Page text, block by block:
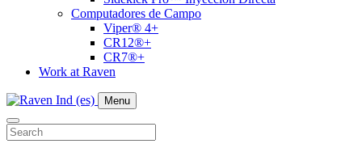
Computadores de Campo
Viper® 4+
CR12®+
CR7®+
Work at Raven
Menu